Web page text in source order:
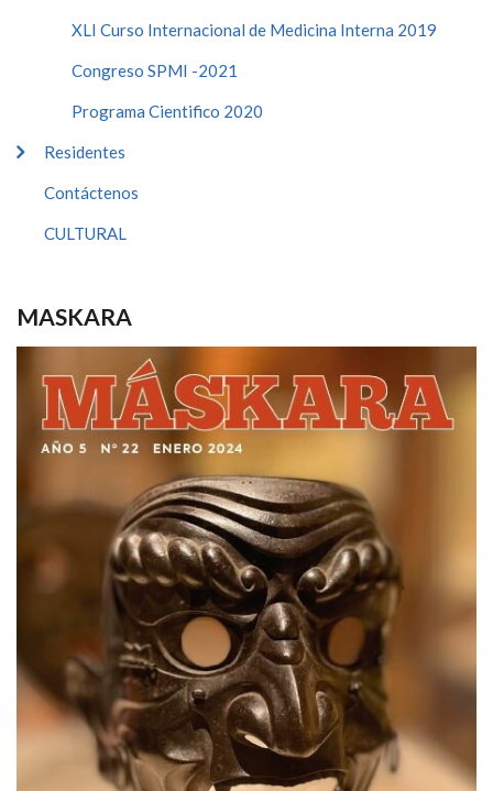
XLI Curso Internacional de Medicina Interna 2019
Congreso SPMI -2021
Programa Cientifico 2020
Residentes
Contáctenos
CULTURAL
MASKARA